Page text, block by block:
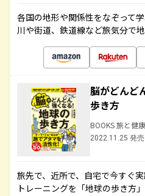
各国の地形や関係性をなぞって
川や街道、鉄道線など旅気分で
脳がどんど
歩き方
BOOKS 旅と健康
2022.11.25 発売
旅先で、近所で、自宅で今すぐ
トレーニングを「地球の歩き方